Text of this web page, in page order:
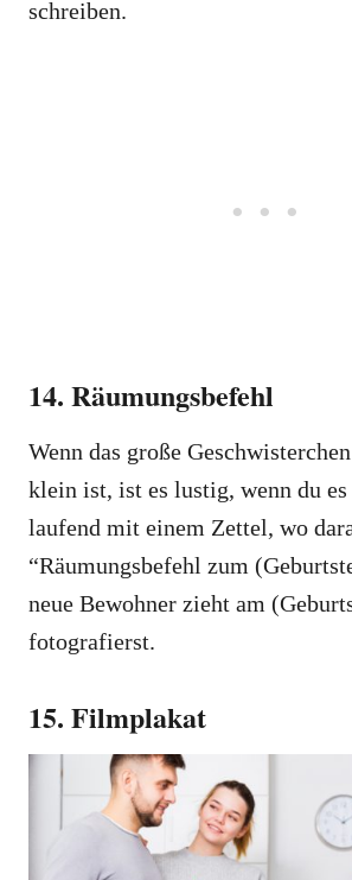
schreiben.
14. Räumungsbefehl
Wenn das große
klein ist, ist es lustig, wenn du es
laufend mit einem Zettel, wo
“Räumungsbefehl zum
neue Bewohner zieht am
fotografierst.
15. Filmplakat